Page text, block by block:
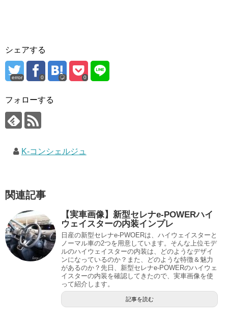
シェアする
error 0 0
フォローする
K-コンシェルジュ
関連記事
【実車画像】新型セレナe-POWERハイ
ウェイスターの内装インプレ
日産の新型セレナe-PWOERは、ハイウェイスターと
ノーマル車の2つを用意しています。そんな上位モデ
ルのハイウェイスターの内装は、どのようなデザイ
ンになっているのか？また、どのような特徴＆魅力
があるのか？先日、新型セレナe-POWERのハイウェ
イスターの内装を確認してきたので、実車画像を使
って紹介します。
記事を読む